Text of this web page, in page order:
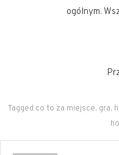
ogólnym.
Tagged co to za miejsce, gra,